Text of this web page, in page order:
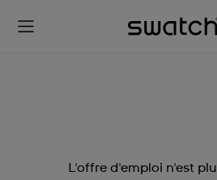
L'offre d'emploi n'est